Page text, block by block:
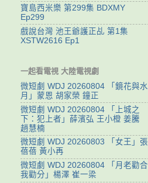
寶島西米樂 第299集 BDXMY
Ep299
戲說台灣 池王爺護正乩 第1集
XSTW2616 Ep1
一起看電視 大陸電視劇
微短劇 WDJ 20260804 「鏡花與水
月」蒙恩 胡家榮 鐘正
微短劇 WDJ 20260804 「上城之
下：犯上者」薛濱弘 王小橙 姜騰
趙慧楠
微短劇 WDJ 20260803 「女王」張
蓓蓓 黃小再
微短劇 WDJ 20260804 「月老勸合
我勸分」楊澤 崔一梁